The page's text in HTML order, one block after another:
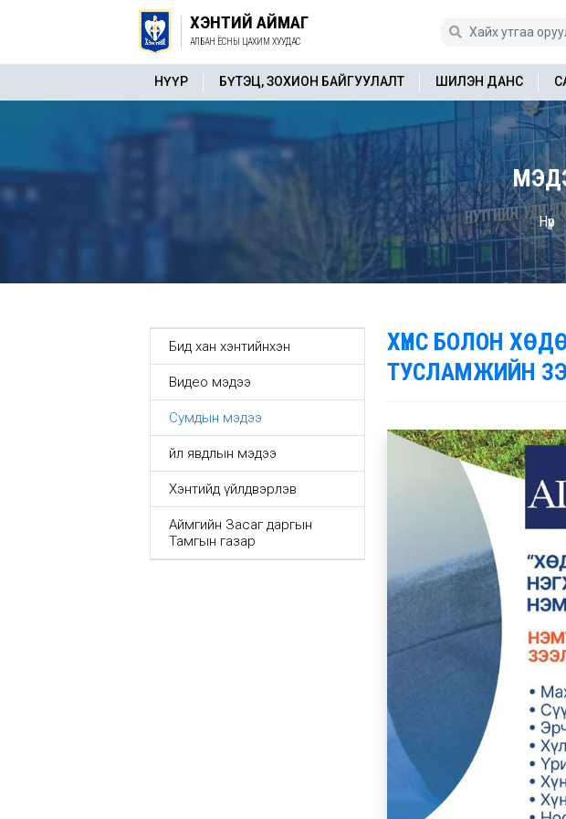
ХЭНТИЙ АЙМАГ
АЛБАН ЁСНЫ ЦАХИМ ХУУДАС
НҮҮР БҮТЭЦ, ЗОХИОН БАЙГУУЛАЛТ ШИЛЭН ДАНС
Нүүр
Бид хан хэнтийнхэн
Видео мэдээ
Сумдын мэдээ
Үйл явдлын мэдээ
Хэнтийд үйлдвэрлэв
Аймгийн Засаг даргын
Тамгын газар
ХҮНС БОЛОН
ТУСЛАМЖИЙН